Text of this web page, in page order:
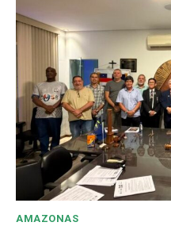
AMAZONAS